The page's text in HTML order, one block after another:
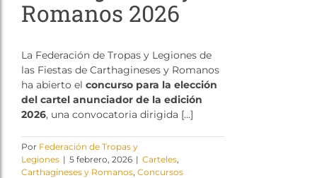
Romanos 2026
La Federación de Tropas y Legiones de
las Fiestas de Carthagineses y Romanos
ha abierto el concurso para la elección
del cartel anunciador de la edición
2026, una convocatoria dirigida […]
Por Federación de Tropas y
Legiones | 5 febrero, 2026 | Carteles
Carthagineses y Romanos Concursos